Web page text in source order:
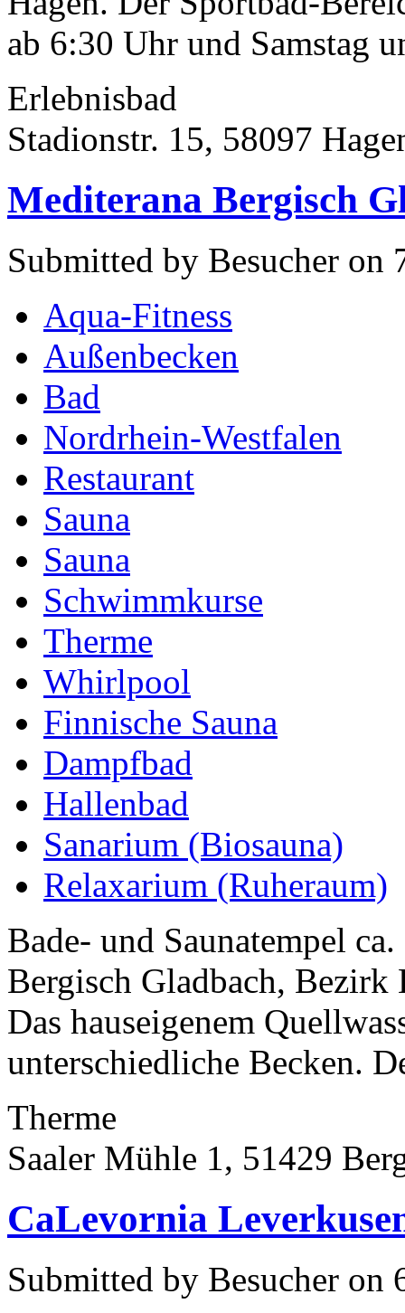
ab 6:30 Uhr und Samstag
Erlebnisbad
Stadionstr. 15, 58097
Mediterana Bergisch
Submitted by Besucher on
Aqua-Fitness
Außenbecken
Bad
Nordrhein-Westfalen
Restaurant
Sauna
Sauna
Schwimmkurse
Therme
Whirlpool
Finnische Sauna
Dampfbad
Hallenbad
Sanarium (Biosauna)
Relaxarium (Ruheraum)
Bade- und Saunatempel
Bergisch Gladbach, Bezirk
Das hauseigenem
unterschiedliche Becken.
Therme
Saaler Mühle 1, 51429
CaLevornia
Submitted by Besucher on